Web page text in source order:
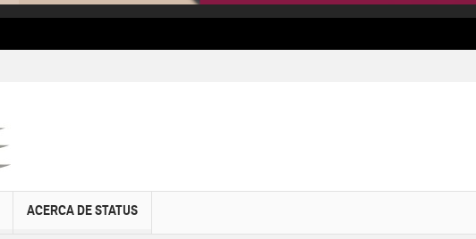
ACERCA DE STATUS